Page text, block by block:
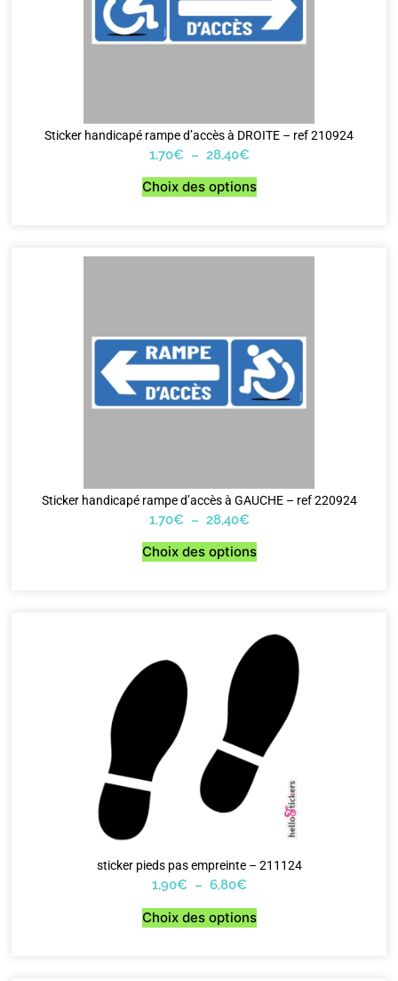
Sticker handicapé rampe d’accès à DROITE – ref 210924
1,70€ – 28,40€
Choix des options
Sticker handicapé rampe d’accès à GAUCHE – ref 220924
1,70€ – 28,40€
Choix des options
sticker pieds pas empreinte – 211124
1,90€ – 6,80€
Choix des options